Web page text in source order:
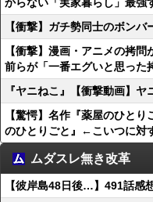
【衝撃】ガチ勢同士のボンバ
【衝撃】漫画・アニメの拷
前らが「一番エグいと思った
『ヤニねこ』【衝撃動画】
【驚愕】名作『薬屋のひと
のひとりごと』←こいつに対
ムダスレ無き改革
【彼岸島48日後…】491話感